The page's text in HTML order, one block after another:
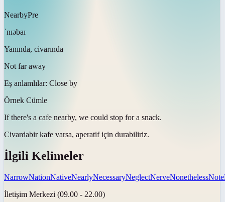
NearbyPre
ˈnɪəbaɪ
Yanında, civarında
Not far away
Eş anlamlılar: Close by
Örnek Cümle
If there's a cafe nearby, we could stop for a snack.
Civardabir kafe varsa, aperatif için durabiliriz.
İlgili Kelimeler
NarrowNationNativeNearlyNecessaryNeglectNerveNonethelessNote
İletişim Merkezi (09.00 - 22.00)